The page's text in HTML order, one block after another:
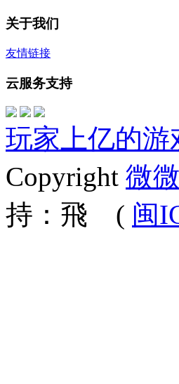
关于我们
友情链接
云服务支持
玩家上亿的游
Copyright 微
持：飛
( 闽